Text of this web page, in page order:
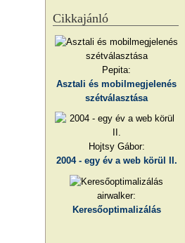
Cikkajánló
Pepita:
Asztali és mobilmegjelenés
szétválasztása
Hojtsy Gábor:
2004 - egy év a web körül II.
airwalker:
Keresőoptimalizálás